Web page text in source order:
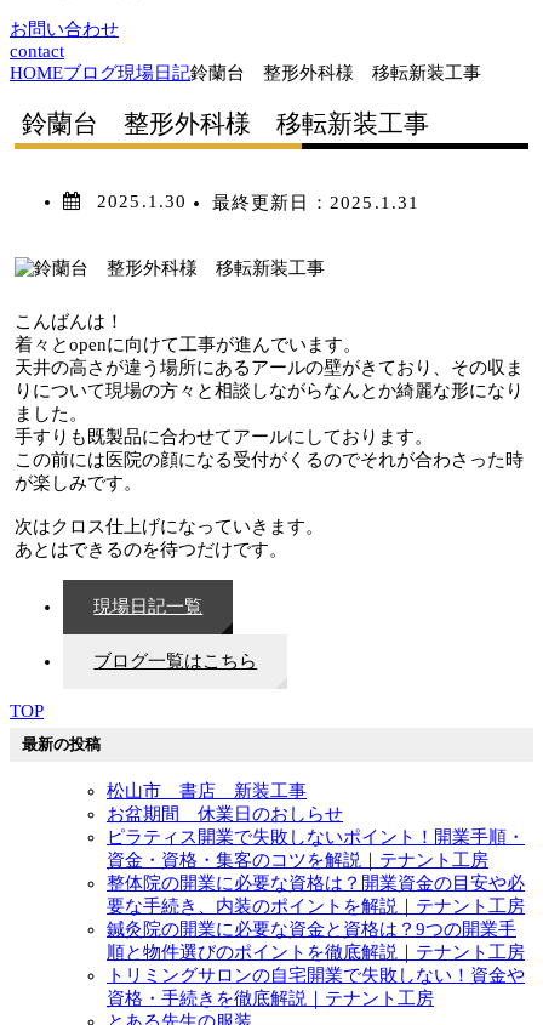
TOP
お問い合わせ
contact
HOMEブログ現場日記鈴蘭台 整形外科様 移転新装工事
鈴蘭台 整形外科様 移転新装工事
2025.1.30 最終更新日： 2025.1.31
こんばんは！
着々とopenに向けて工事が進んでいます。
天井の高さが違う場所にあるアールの壁がきており、その収ま
りについて現場の方々と相談しながらなんとか綺麗な形になり
ました。
手すりも既製品に合わせてアールにしております。
この前には医院の顔になる受付がくるのでそれが合わさった時
が楽しみです。
次はクロス仕上げになっていきます。
あとはできるのを待つだけです。
現場日記一覧
ブログ一覧はこちら
最新の投稿
松山市 書店 新装工事
お盆期間 休業日のおしらせ
ピラティス開業で失敗しないポイント！開業手順・
資金・資格・集客のコツを解説｜テナント工房
整体院の開業に必要な資格は？開業資金の目安や必
要な手続き、内装のポイントを解説｜テナント工房
鍼灸院の開業に必要な資金と資格は？9つの開業手
順と物件選びのポイントを徹底解説｜テナント工房
トリミングサロンの自宅開業で失敗しない！資金や
資格・手続きを徹底解説｜テナント工房